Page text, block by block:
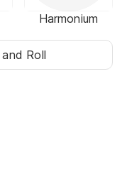
Harmonium
Roll